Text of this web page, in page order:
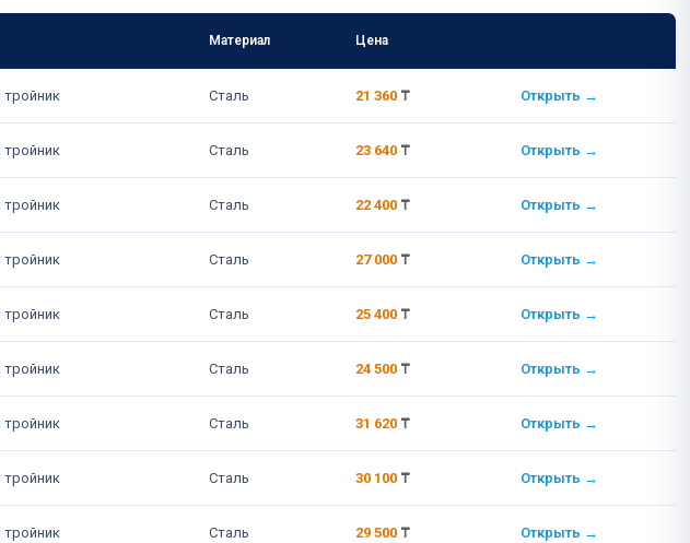
Материал
Цена
Сталь 21 360 ₸ Открыть →
Сталь 23 640 ₸ Открыть →
Сталь 22 400 ₸ Открыть →
Сталь 27 000 ₸ Открыть →
Сталь 25 400 ₸ Открыть →
Сталь 24 500 ₸ Открыть →
Сталь 31 620 ₸ Открыть →
Сталь 30 100 ₸ Открыть →
Сталь 29 500 ₸ Открыть →